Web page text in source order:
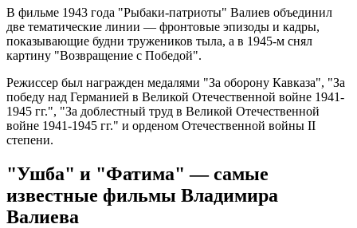
В фильме 1943 года "Рыбаки-патриоты" Валиев объединил
две тематические линии — фронтовые эпизоды и кадры,
показывающие будни тружеников тыла, а в 1945-м снял
картину "Возвращение с Победой".
Режиссер был награжден медалями "За оборону Кавказа", "За
победу над Германией в Великой Отечественной войне 1941-
1945 гг.", "За доблестный труд в Великой Отечественной
войне 1941-1945 гг." и орденом Отечественной войны II
степени.
"Ушба" и "Фатима" — самые
известные фильмы Владимира
Валиева